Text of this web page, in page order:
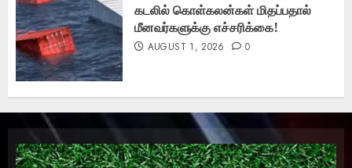
கடலில் கொள்கலன்கள் மிதப்பதால்
மீனவர்களுக்கு எச்சரிக்கை!
AUGUST 1, 2026 0